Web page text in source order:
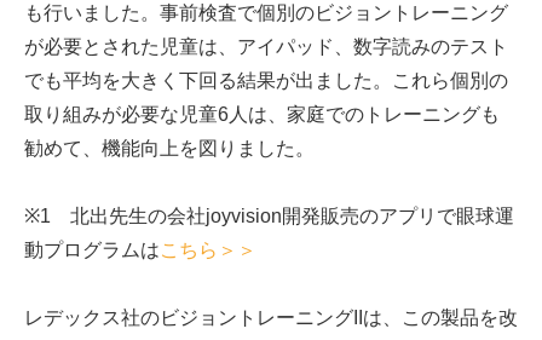
も行いました。事前検査で個別のビジョントレーニング
が必要とされた児童は、アイパッド、数字読みのテスト
でも平均を大きく下回る結果が出ました。これら個別の
取り組みが必要な児童6人は、家庭でのトレーニングも
勧めて、機能向上を図りました。
※1 北出先生の会社joyvision開発販売のアプリで眼球運
動プログラムはこちら＞＞
レデックス社のビジョントレーニングIIは、この製品を改